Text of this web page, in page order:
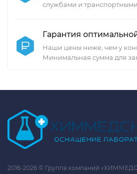
службами и
Гарантия
Наши цены ниже, чем у
Минимальная сумма для
2016-2026 © Группа компаний